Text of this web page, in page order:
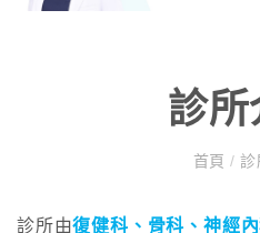
診所
首頁/ 診
診所由復健科 、 骨科 、神經